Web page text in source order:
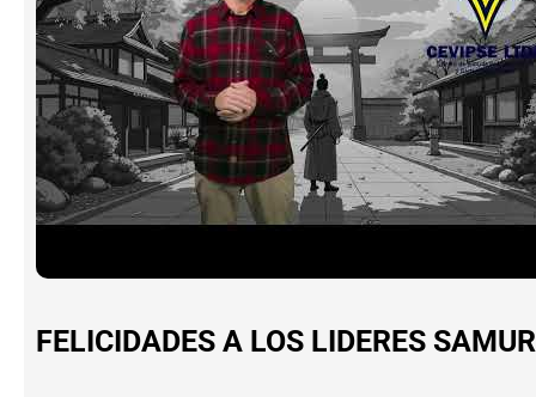
FELICIDADES A LOS LIDERES